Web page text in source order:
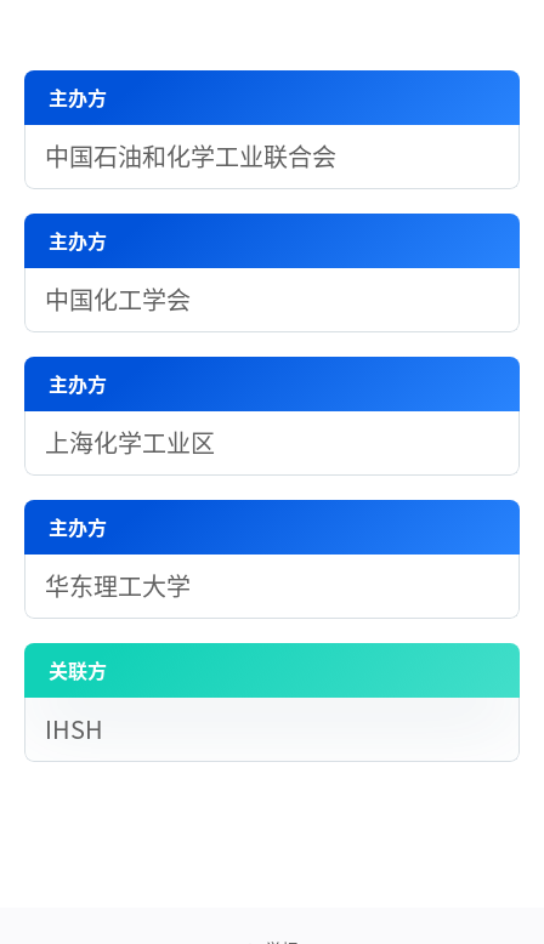
主办方
中国石油和化学工业联合会
主办方
中国化工学会
主办方
上海化学工业区
主办方
华东理工大学
关联方
IHSH